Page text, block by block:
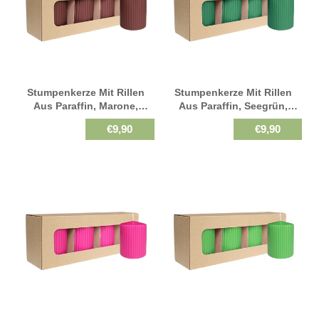
Stumpenkerze Mit Rillen
Aus Paraffin, Marone,
WENZEL, 90/70 Mm,
Brenndauer Ca. 39h,
€9,90
Stumpenkerze Mit Rillen
Aus Paraffin, Seegrün,
WENZEL, 90/70 Mm,
Brenndauer Ca. 39h,
€9,90